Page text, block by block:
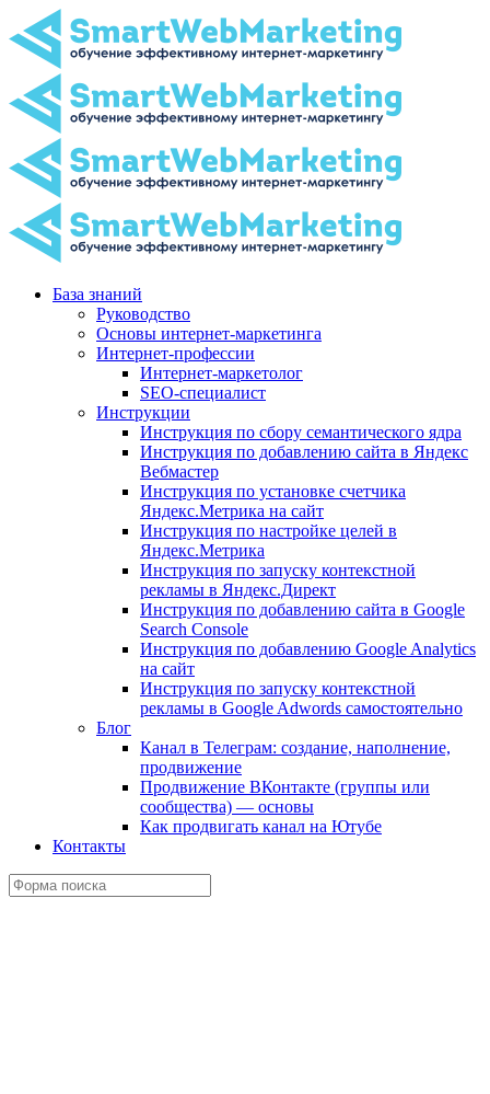
База знаний
Руководство
Основы интернет-маркетинга
Интернет-профессии
Интернет-маркетолог
SEO-специалист
Инструкции
Инструкция по сбору семантического ядра
Инструкция по добавлению сайта в Яндекс
Вебмастер
Инструкция по установке счетчика
Яндекс.Метрика на сайт
Инструкция по настройке целей в
Яндекс.Метрика
Инструкция по запуску контекстной
рекламы в Яндекс.Директ
Инструкция по добавлению сайта в Google
Search Console
Инструкция по добавлению Google Analytics
на сайт
Инструкция по запуску контекстной
рекламы в Google Adwords самостоятельно
Блог
Канал в Телеграм: создание, наполнение,
продвижение
Продвижение ВКонтакте (группы или
сообщества) — основы
Как продвигать канал на Ютубе
Контакты